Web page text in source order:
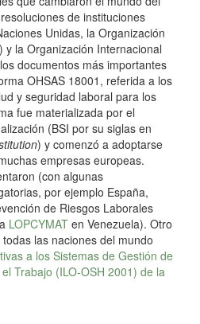
de instituciones
Unidas, la Organización
y la Organización Internacional
documentos más importantes
OHSAS 18001, referida a los
y seguridad laboral para los
fue materializada por el
(BSI por su siglas en
) y comenzó a adoptarse
empresas europeas.
(con algunas
por ejemplo España,
de Riesgos Laborales
LOPCYMAT en Venezuela). Otro
las naciones del mundo
a los Sistemas de Gestión de
Trabajo (ILO-OSH 2001) de la